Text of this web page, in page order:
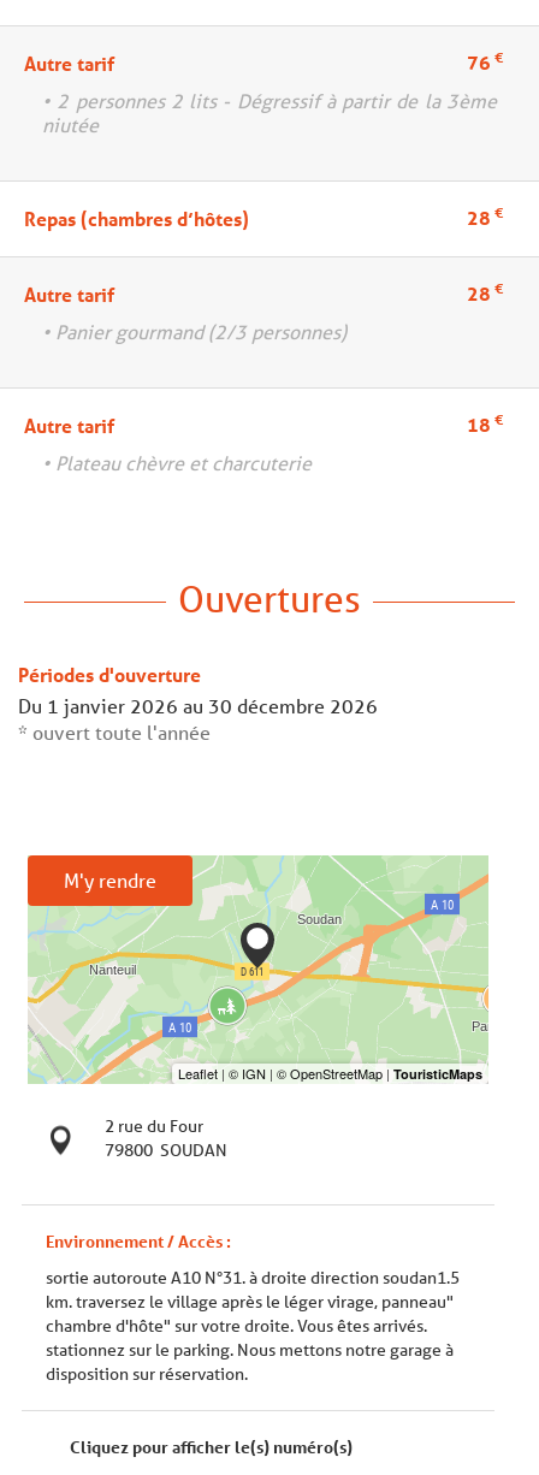
Autre tarif 76 €
• 2 personnes 2 lits - Dégressif à partir de la 3ème
niutée
Repas (chambres d’hôtes) 28 €
Autre tarif 28 €
• Panier gourmand (2/3 personnes)
Autre tarif 18 €
• Plateau chèvre et charcuterie
Ouvertures
Périodes d'ouverture
Du 1 janvier 2026 au 30 décembre 2026
* ouvert toute l'année
M'y rendre
2 rue du Four
79800 SOUDAN
Environnement / Accès :
sortie autoroute A10 N°31. à droite direction soudan1.5
km. traversez le village après le léger virage, panneau"
chambre d'hôte" sur votre droite. Vous êtes arrivés.
stationnez sur le parking. Nous mettons notre garage à
disposition sur réservation.
Cliquez pour afficher le(s) numéro(s)